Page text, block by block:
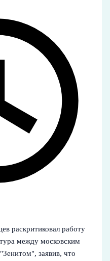
раскритиковал работу
между московским
заявив, что